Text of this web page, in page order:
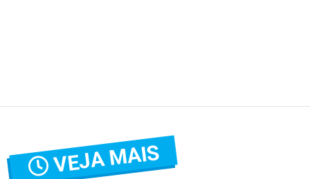
VEJA MAIS